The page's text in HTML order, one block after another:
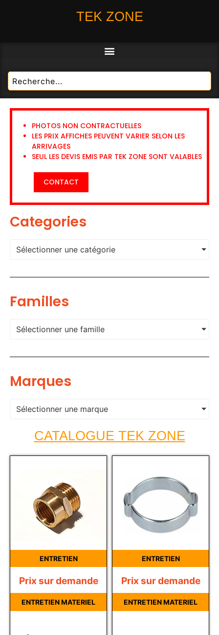
TEK ZONE
PHOTOS NON CONTRACTUELLES
LES PRIX AFFICHES PEUVENT VARIER SELON LES
ARRIVAGES
SEUL LES DEVIS EMIS PAR TEK ZONE SONT VALABLES
CONTACT
Categories
Sélectionner une catégorie
Familles
Sélectionner une famille
Marques
Sélectionner une marque
CATALOGUE TEK ZONE
ENTRETIEN
Prix sur demande
ENTRETIEN MATERIEL
ENTRETIEN
Prix sur demande
ENTRETIEN MATERIEL